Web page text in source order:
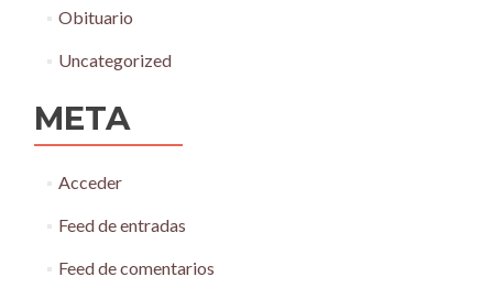
Obituario
Uncategorized
META
Acceder
Feed de entradas
Feed de comentarios